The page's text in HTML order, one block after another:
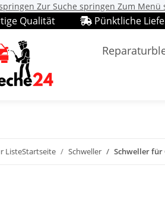
Zur Suche springen Zum Menü
Pünktliche
Qualität
ListeStartseite Schweller Schweller für